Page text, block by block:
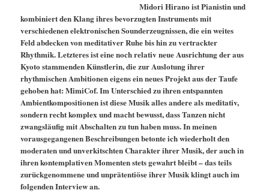
Midori Hirano ist Pianistin und
kombiniert den Klang ihres bevorzugten Instruments mit
verschiedenen elektronischen Sounderzeugnissen, die ein weites
Feld abdecken von meditativer Ruhe bis hin zu vertrackter
Rhythmik. Letzteres ist eine noch relativ neue Ausrichtung der aus
Kyoto stammenden Künstlerin, die zur Auslotung ihrer
rhythmischen Ambitionen eigens ein neues Projekt aus der Taufe
gehoben hat: MimiCof.Im Unterschied zu ihren entspannten
Ambientkompositionen ist diese Musik alles andere als meditativ,
sondern recht komplex und macht bewusst, dass Tanzen nicht
zwangsläufig mit Abschalten zu tun haben muss. In meinen
vorausgegangenen Beschreibungen betonte ich wiederholt den
moderaten und unverkitschten Charakter ihrer Musik, der auch in
ihren kontemplativen Momenten stets gewahrt bleibt – das teils
zurückgenommene und unprätentiöse ihrer Musik klingt auch im
folgenden Interview an.